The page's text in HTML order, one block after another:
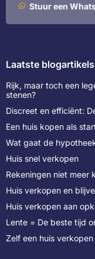
Stuur een
Laatste blogartikels
Rijk, maar toch een
stenen?
Discreet en efficiënt:
Een huis kopen als
Wat gaat de
Huis snel verkopen
Rekeningen niet meer
Huis verkopen en
Huis verkopen aan
Lente = De beste tijd
Zelf een huis verkopen